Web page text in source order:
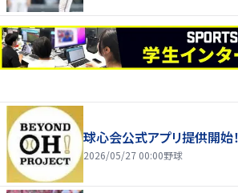
球心会公式アプリ提供開始！
2026/05/27 00:00野球